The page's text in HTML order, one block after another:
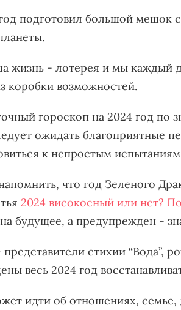
подготовил большой мешок
жизнь - лотерея и мы каждый
коробки возможностей.
гороскоп на 2024 год по
ожидать благоприятные
к непростым
что год Зеленого
2024 високосный или нет?
будущее, а предупрежден -
представители стихии “Вода”,
весь 2024 год
идти об отношениях,